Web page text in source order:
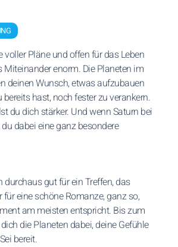
voller Pläne und offen für das Leben
Miteinander enorm. Die Planeten im
deinen Wunsch, etwas aufzubauen
hast, noch fester zu verankern.
du dich stärker. Und wenn Saturn bei
dabei eine ganz besondere
durchaus gut für ein Treffen, das
für eine schöne Romanze, ganz so,
am meisten entspricht. Bis zum
die Planeten dabei, deine Gefühle
bereit.